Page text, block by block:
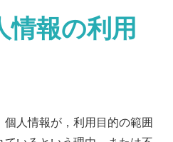
情報の利用
個人情報が，利用目的の範囲